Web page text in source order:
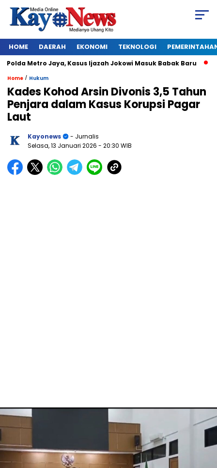
HOME DAERAH EKONOMI TEKNOLOGI
Metro Jaya, Kasus Ijazah Jokowi Masuk Babak Baru
Home / Hukum
Kades Kohod Arsin Divonis 3,5 Tahun
Penjara dalam Kasus Korupsi Pagar
Laut
Kayonews
- Jurnalis
Selasa, 13 Januari 2026 - 20:30 WIB